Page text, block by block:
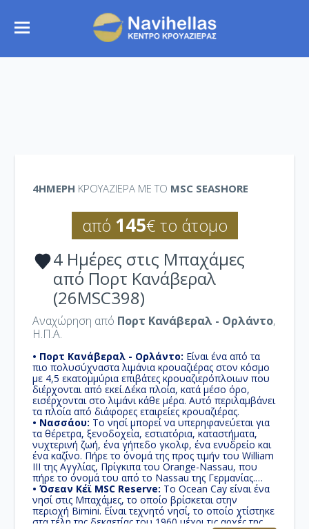
4ΉΜΕΡΗ ΚΡΟΥΑΖΙΕΡΑ ΜΕ ΤΟ MSC SEASHORE
από 145€ το άτομο
4 Ημέρες στις Μπαχάμες
από Πορτ Κανάβεραλ
(26MSC398)
Αναχώρηση από Πορτ Κανάβεραλ - Ορλάντο,
Η.Π.Α.
• Πορτ Κανάβεραλ - Ορλάντο: Είναι ένα από τα
πιο πολυσύχναστα λιμάνια κρουαζιέρας στον κόσμο
με 4,5 εκατομμύρια επιβάτες κρουαζιερόπλοιων που
διέρχονται από εκεί.Δέκα πλοία, κατά μέσο όρο,
εισέρχονται στο λιμάνι κάθε μέρα. Αυτό περιλαμβάνει
τα πλοία από διάφορες εταιρείες κρουαζιέρας.
• Νασσάου: Το νησί μπορεί να υπερηφανεύεται για
τα θέρετρα, ξενοδοχεία, εστιατόρια, καταστήματα,
νυχτερινή ζωή, ένα γήπεδο γκολφ, ένα ενυδρείο και
ένα καζίνο. Πήρε το όνομά της προς τιμήν του William
III της Αγγλίας, Πρίγκιπα του Orange-Nassau, που
πήρε το όνομά του από το Nassau της Γερμανίας.
• Όσεαν Κέϊ MSC Reserve: Το Ocean Cay είναι ένα
νησί στις Μπαχάμες, το οποίο βρίσκεται στην
περιοχή Bimini. Είναι τεχνητό νησί, το οποίο χτίστηκε
στα τέλη της δεκαετίας του 1960 μέχρι τις αρχές της